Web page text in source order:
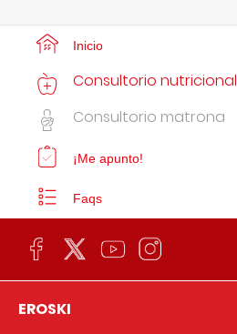
Inicio
Consultorio nutricional
Consultorio matrona
¡Me apunto!
Faqs
EROSKI